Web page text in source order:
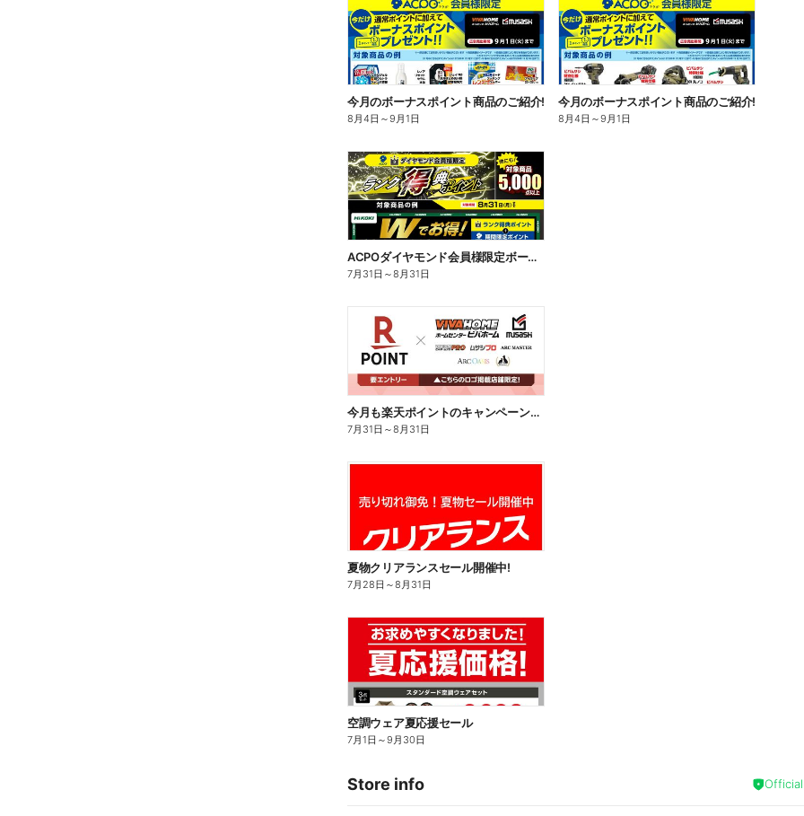
今月のボーナスポイント商品のご紹介!
8月4日 ～9月1日
今月のボーナスポイント商品のご紹介!
8月4日 ～9月1日
ACPOダイヤモンド会員様限定ボーナスポイント8/31まで!
7月31日 ～8月31日
今月も楽天ポイントのキャンペーン開催中!
7月31日 ～8月31日
夏物クリアランスセール開催中!
7月28日 ～8月31日
空調ウェア夏応援セール
7月1日 ～9月30日
Store info